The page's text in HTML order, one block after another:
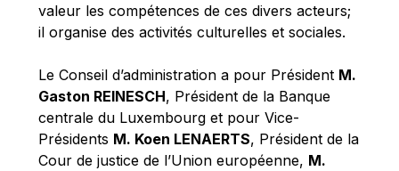
Pat Cox
Patrizia Nanz
Philippe Maystadt
Pierre Gramegna
Richard Pelly
Robert Goebbels
valeur les compétences de ces divers acteurs;
il organise des activités culturelles et sociales.
Le Conseil d’administration a pour Président M.
Gaston REINESCH, Président de la Banque
centrale du Luxembourg et pour Vice-
Présidents M. Koen LENAERTS, Président de la
Cour de justice de l’Union européenne, M.